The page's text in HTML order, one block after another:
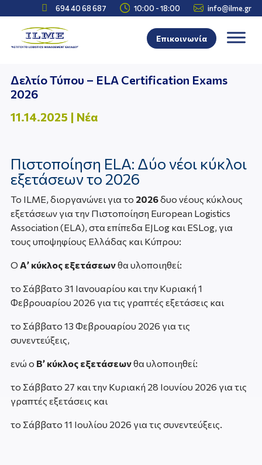
 694 40 68 687  10:00 - 18:00  info@ilme.gr
Επικοινωνία
Δελτίο Τύπου – ELA Certification Exams
2026
11.14.2025 | Νέα
Πιστοποίηση ELA: Δύο νέοι κύκλοι
εξετάσεων το 2026
Το ILME, διοργανώνει για το 2026δυο νέους κύκλους
εξετάσεων για την Πιστοποίηση European Logistics
Association (ELA), στα επίπεδα EJLog και ESLog, για
τους υποψηφίους Ελλάδας και Κύπρου:
Ο Α’ κύκλος εξετάσεωνθα υλοποιηθεί:
τo Σάββατο 31 Ιανουαρίου και την Κυριακή 1
Φεβρουαρίου 2026 για τις γραπτές εξετάσεις και
το Σάββατο 13 Φεβρουαρίου 2026 για τις
συνεντεύξεις,
ενώ ο Β’ κύκλος εξετάσεωνθα υλοποιηθεί:
το Σάββατο 27 και την Κυριακή 28 Ιουνίου 2026 για τις
γραπτές εξετάσεις και
το Σάββατο 11 Ιουλίου 2026 για τις συνεντεύξεις.